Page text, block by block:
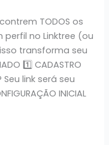
TODOS os
no Linktree (ou
transforma seu
1️⃣ CADASTRO
Seu link será seu
INICIAL